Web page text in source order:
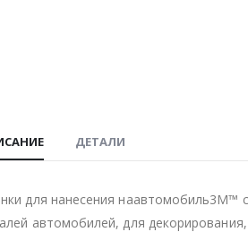
ДЕТАЛИ
для нанесения наавтомобиль3M™
автомобилей, для